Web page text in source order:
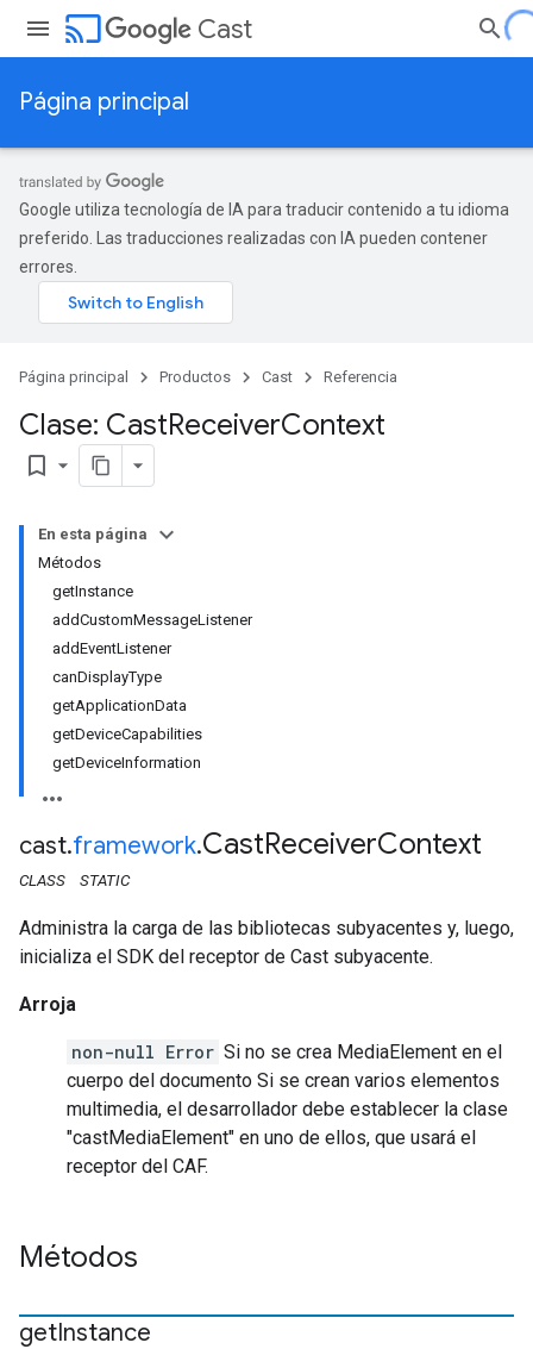
cast Cast
Página principal
Google utiliza tecnología de IA para traducir contenido a tu idioma
preferido. Las traducciones realizadas con IA pueden contener
errores.
Página principal Productos Cast Referencia
Clase: CastReceiverContext
bookmark_border
En esta página
Métodos
getInstance
addCustomMessageListener
addEventListener
canDisplayType
getApplicationData
getDeviceCapabilities
getDeviceInformation
cast.framework.CastReceiverContext
CLASS STATIC
Administra la carga de las bibliotecas subyacentes y, luego,
inicializa el SDK del receptor de Cast subyacente.
Arroja
non-null Error Si no se crea MediaElement en el
cuerpo del documento Si se crean varios elementos
multimedia, el desarrollador debe establecer la clase
"castMediaElement" en uno de ellos, que usará el
receptor del CAF.
Métodos
getInstance